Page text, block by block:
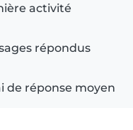
activité
répondus
de réponse moyen